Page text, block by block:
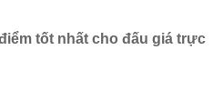
tốt nhất cho đấu giá trực